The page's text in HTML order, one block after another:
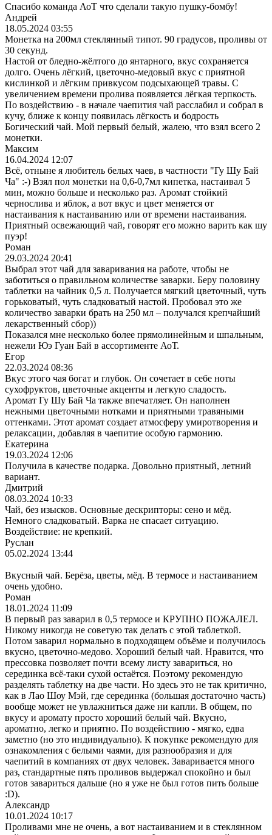
Спасибо команда АоТ что сделали такую пушку-бомбу!
Андрей
18.05.2024 03:55
Монетка на 200мл стеклянный типот. 90 градусов, проливы от
30 секунд.
Настой от бледно-жёлтого до янтарного, вкус сохраняется
долго. Очень лёгкий, цветочно-медовый вкус с приятной
кислинкой и лёгким привкусом подсыхающей травы. С
увеличением времени пролива появляется лёгкая терпкость.
По воздействию - в начале чаепития чай расслабил и собрал в
кучу, ближе к концу появилась лёгкость и бодрость
Богический чай. Мой первый белый, жалею, что взял всего 2
монетки.
Максим
16.04.2024 12:07
Всё, отныне я любитель белых чаев, в частности "Гу Шу Бай
Ча" :-) Взял пол монетки на 0,6-0,7мл кипетка, настаивал 5
мин, можно больше и несколько раз. Аромат стойкий
чернослива и яблок, а вот вкус и цвет меняется от
настаивания к настаиванию или от времени настаивания.
Приятный освежающий чай, говорят его можно варить как шу
пуэр!
Роман
29.03.2024 20:41
Выбрал этот чай для заваривания на работе, чтобы не
заботиться о правильном количестве заварки. Беру половину
таблетки на чайник 0,5 л. Получается мягкий цветочный, чуть
горьковатый, чуть сладковатый настой. Пробовал это же
количество заварки брать на 250 мл – получался крепчайший
лекарственный сбор))
Показался мне несколько более прямолинейным и шпальным,
нежели Юэ Гуан Бай в ассортименте АоТ.
Егор
22.03.2024 08:36
Вкус этого чая богат и глубок. Он сочетает в себе ноты
сухофруктов, цветочные акценты и легкую сладость.
Аромат Гу Шу Бай Ча также впечатляет. Он наполнен
нежными цветочными нотками и приятными травяными
оттенками. Этот аромат создает атмосферу умиротворения и
релаксации, добавляя в чаепитие особую гармонию.
Екатерина
19.03.2024 12:06
Получила в качестве подарка. Довольно приятный, летний
вариант.
Дмитрий
08.03.2024 10:33
Чай, без изысков. Основные дескрипторы: сено и мёд.
Немного сладковатый. Варка не спасает ситуацию.
Воздействие: не крепкий.
Руслан
05.02.2024 13:44
Вкусный чай. Берёза, цветы, мёд. В термосе и настаиванием
очень удобно.
Роман
18.01.2024 11:09
В первый раз заварил в 0,5 термосе и КРУПНО ПОЖАЛЕЛ.
Никому никогда не советую так делать с этой таблеткой.
Потом заварил нормально в подходящем объёме и получилось
вкусно, цветочно-медово. Хороший белый чай. Нравится, что
прессовка позволяет почти всему листу завариться, но
серединка всё-таки сухой остаётся. Поэтому рекомендую
разделять таблетку на две части. Но здесь это не так критично,
как в Лао Шоу Мэй, где серединка (большая достаточно часть)
вообще может не увлажниться даже ни капли. В общем, по
вкусу и аромату просто хороший белый чай. Вкусно,
ароматно, легко и приятно. По воздействию - мягко, едва
заметно (но это индивидуально). К покупке рекомендую для
ознакомления с белыми чаями, для разнообразия и для
чаепитий в компаниях от двух человек. Заваривается много
раз, стандартные пять проливов выдержал спокойно и был
готов завариться дальше (но я уже не был готов пить больше
:D).
Александр
10.01.2024 10:17
Проливами мне не очень, а вот настаиванием и в стеклянном